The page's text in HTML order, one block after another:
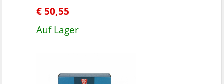
€ 50,55
Auf Lager